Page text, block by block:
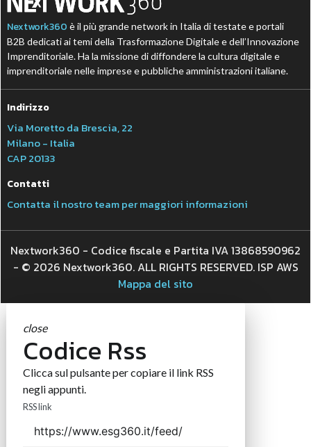
Nextwork360 è il più grande network in Italia di testate e portali
B2B dedicati ai temi della Trasformazione Digitale e dell’Innovazione
Imprenditoriale. Ha la missione di diffondere la cultura digitale e
imprenditoriale nelle imprese e pubbliche amministrazioni italiane.
Indirizzo
Via Moretto da Brescia, 22
Milano - Italia
CAP 20133
Contatti
Contatta il nostro team per maggiori informazioni
Nextwork360 - Codice fiscale e Partita IVA 13868590962
- © 2026 Nextwork360. ALL RIGHTS RESERVED. ISP AWS
Mappa del sito
close
Codice Rss
Clicca sul pulsante per copiare il link RSS
negli appunti.
RSS link